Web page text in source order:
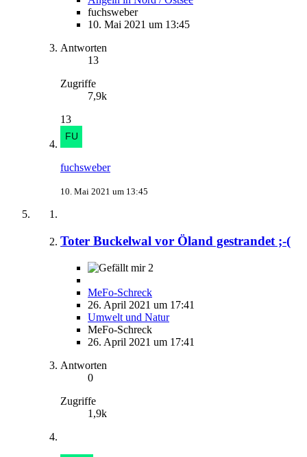
fuchsweber
10. Mai 2021 um 13:45
Antworten
13
Zugriffe
7,9k
13
fuchsweber
10. Mai 2021 um 13:45
Toter Buckelwal vor Öland gestrandet ;-(
2
MeFo-Schreck
26. April 2021 um 17:41
Umwelt und Natur
MeFo-Schreck
26. April 2021 um 17:41
Antworten
0
Zugriffe
1,9k